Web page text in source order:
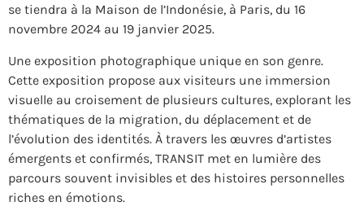
se tiendra à la Maison de l’Indonésie, à Paris, du 16
novembre 2024 au 19 janvier 2025.
Une exposition photographique unique en son genre.
Cette exposition propose aux visiteurs une immersion
visuelle au croisement de plusieurs cultures, explorant les
thématiques de la migration, du déplacement et de
l’évolution des identités. À travers les œuvres d’artistes
émergents et confirmés, TRANSIT met en lumière des
parcours souvent invisibles et des histoires personnelles
riches en émotions.